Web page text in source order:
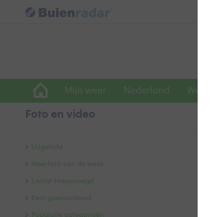
Mijn weer Nederland
Foto en video
Uitgelicht
Weerfoto van de week
Laatst toegevoegd
Best gewaardeerd
Populaire categorieën